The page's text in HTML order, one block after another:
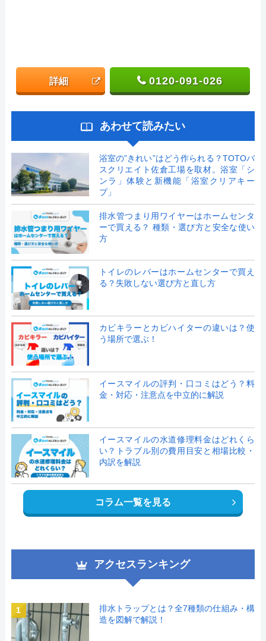
詳細 0120-091-026
あわせて読みたい
浴室の”きれい”はどう作られる？TOTOバ
スクリエイト佐倉工場を取材。浴室「シ
ンラ」体験と新機能「浴室クリアキー
プ」
排水管つまり用ワイヤーはホームセンタ
ーで買える？ 種類・選び方と安全な使い
方
トイレのレバーはホームセンターで買え
る？失敗しない選び方と直し方
カビキラーとカビハイターの違いは？使
う場所で選ぶ！
イースマイルの評判・口コミはどう？料
金・対応・注意点を中立的に解説
イースマイルの水道修理料金はどれくら
い？トラブル別の費用目安と相場比較・
内訳を解説
コラム一覧を見る
アクセスランキング
1
排水トラップとは？全7種類の仕組み・構
造を図解で解説！